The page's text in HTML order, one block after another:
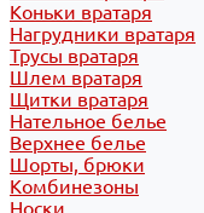
Коньки вратаря
Нагрудники вратаря
Трусы вратаря
Шлем вратаря
Щитки вратаря
Нательное белье
Верхнее белье
Шорты, брюки
Комбинезоны
Носки